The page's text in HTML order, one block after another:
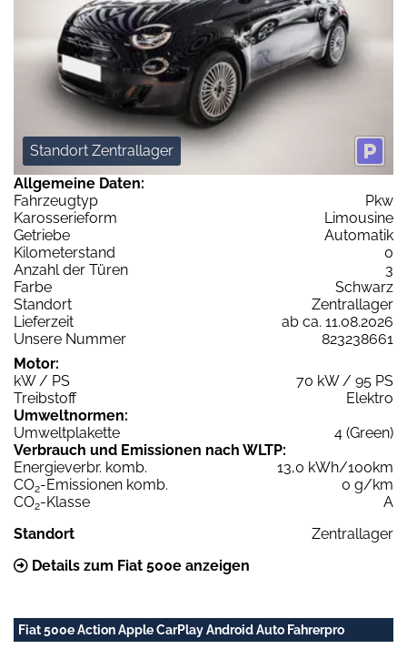
Standort Zentrallager
Allgemeine Daten:
Fahrzeugtyp
Pkw
Karosserieform
Limousine
Getriebe
Automatik
Kilometerstand
0
Anzahl der Türen
3
Farbe
Schwarz
Standort
Zentrallager
Lieferzeit
ab ca. 11.08.2026
Unsere Nummer
823238661
Motor:
kW / PS
70 kW / 95 PS
Treibstoff
Elektro
Umweltnormen:
Umweltplakette
4 (Green)
Verbrauch und Emissionen nach WLTP:
Energieverbr. komb.
13,0 kWh/100km
CO2-Emissionen komb.
0 g/km
CO2-Klasse
A
Standort
Zentrallager
Details zum Fiat 500e anzeigen
Fiat 500e Action Apple CarPlay Android Auto Fahrerpro